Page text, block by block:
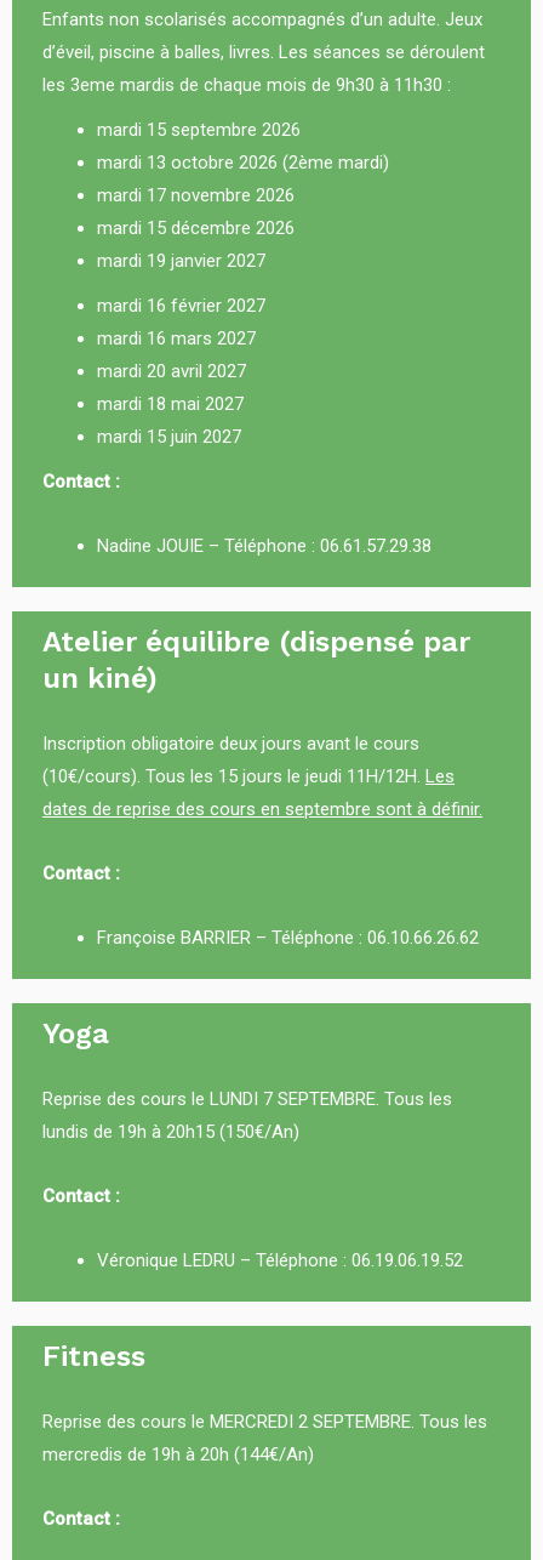
Enfants non scolarisés accompagnés d’un adulte. Jeux
d’éveil, piscine à balles, livres. Les séances se déroulent
les 3eme mardis de chaque mois de 9h30 à 11h30 :
mardi 15 septembre 2026
mardi 13 octobre 2026 (2ème mardi)
mardi 17 novembre 2026
mardi 15 décembre 2026
mardi 19 janvier 2027
mardi 16 février 2027
mardi 16 mars 2027
mardi 20 avril 2027
mardi 18 mai 2027
mardi 15 juin 2027
Contact :
Nadine JOUIE – Téléphone : 06.61.57.29.38
Atelier équilibre (dispensé par
un kiné)
Inscription obligatoire deux jours avant le cours
(10€/cours). Tous les 15 jours le jeudi 11H/12H. Les
dates de reprise des cours en septembre sont à définir.
Contact :
Françoise BARRIER – Téléphone : 06.10.66.26.62
Yoga
Reprise des cours le LUNDI 7 SEPTEMBRE. Tous les
lundis de 19h à 20h15 (150€/An)
Contact :
Véronique LEDRU – Téléphone : 06.19.06.19.52
Fitness
Reprise des cours le MERCREDI 2 SEPTEMBRE. Tous les
mercredis de 19h à 20h (144€/An)
Contact :